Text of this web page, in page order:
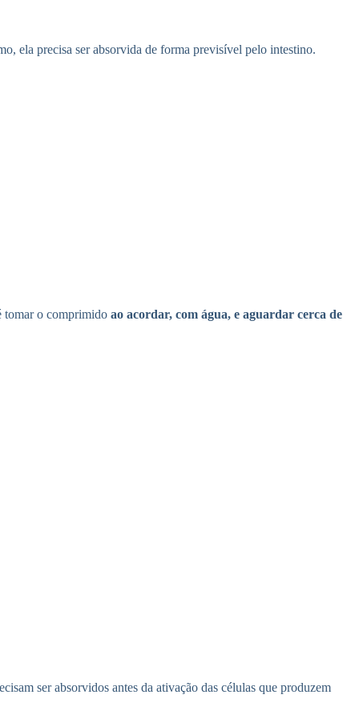
ela precisa ser absorvida de forma previsível pelo intestino.
tomar o comprimido ao acordar, com água, e aguardar cerca de
ser absorvidos antes da ativação das células que produzem